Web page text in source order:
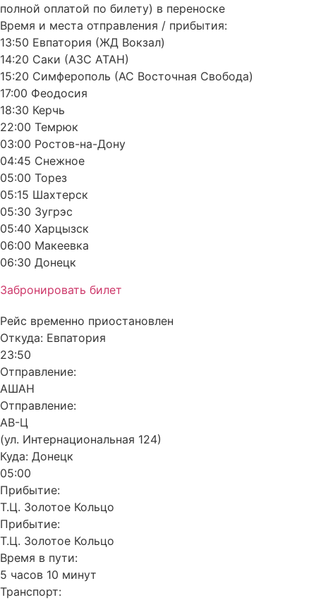
полной оплатой по билету) в переноске
Время и места отправления / прибытия:
13:50 Евпатория (ЖД Вокзал)
14:20 Саки (АЗС АТАН)
15:20 Симферополь (АС Восточная Свобода)
17:00 Феодосия
18:30 Керчь
22:00 Темрюк
03:00 Ростов-на-Дону
04:45 Снежное
05:00 Торез
05:15 Шахтерск
05:30 Зугрэс
05:40 Харцызск
06:00 Макеевка
06:30 Донецк
Забронировать билет
Рейс временно приостановлен
Откуда: Евпатория
23:50
Отправление:
АШАН
Отправление:
АВ-Ц
(ул. Интернациональная 124)
Куда: Донецк
05:00
Прибытие:
Т.Ц. Золотое Кольцо
Прибытие:
Т.Ц. Золотое Кольцо
Время в пути:
5 часов 10 минут
Транспорт: